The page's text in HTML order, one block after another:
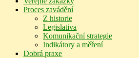
Proces zavádění
Z historie
Legislativa
Komunikační strategie
Indikátory a měření
Dobrá praxe